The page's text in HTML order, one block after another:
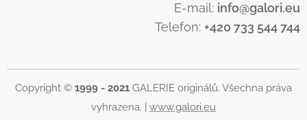
E-mail: info@galori.eu
Telefon: +420 733 544 744
Copyright © 1999 - 2021 GALERIE originálů. Všechna práva
vyhrazena. | www.galori.eu